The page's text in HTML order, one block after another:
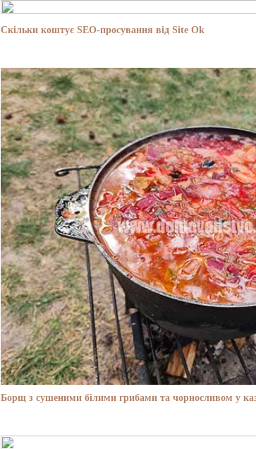
Скільки коштує SEO-просування від Site Ok
Борщ з сушеними білими грибами та чорносливом у